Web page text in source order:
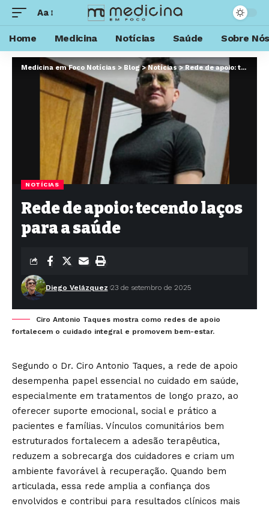
Aa
Home Medicina Notícias Saúde Sobre
Medicina em Foco Notícias > Blog>Notícias>Rede de apoio: tecendo laços para a saúde
NOTÍCIAS
Rede de apoio: tecendo laços
para a saúde
Diego Velázquez 23 de setembro de 2025
Ciro Antonio Taques mostra como redes de apoio
fortalecem o cuidado integral e promovem bem-estar.
Segundo o Dr. Ciro Antonio Taques, a rede de apoio
desempenha papel essencial no cuidado em saúde,
especialmente em tratamentos de longo prazo, ao
oferecer suporte emocional, social e prático a
pacientes e famílias. Vínculos comunitários bem
estruturados fortalecem a adesão terapêutica,
reduzem a sobrecarga dos cuidadores e criam um
ambiente favorável à recuperação. Quando bem
articulada, essa rede amplia a confiança dos
envolvidos e contribui para resultados clínicos mais